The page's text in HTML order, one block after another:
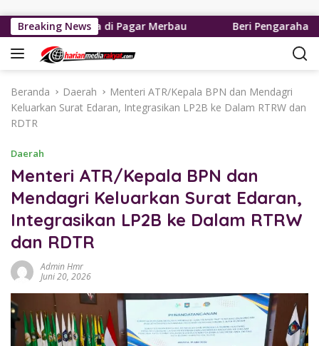
Breaking News
Narkoba di Pagar Merbau Beri Pengarahan Soal
Beranda Daerah
Menteri ATR/Kepala BPN dan Mendagri
Keluarkan Surat Edaran, Integrasikan LP2B ke Dalam RTRW dan
RDTR
Daerah
Menteri ATR/Kepala BPN dan
Mendagri Keluarkan Surat Edaran,
Integrasikan LP2B ke Dalam RTRW
dan RDTR
Admin Hmr
Juni 20, 2026